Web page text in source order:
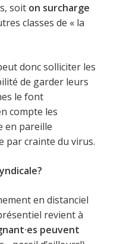
soit on surcharge
classes de « la
donc solliciter les
de garder leurs
le font
compte les
en pareille
par crainte du virus.
en distanciel
revient à
peuvent